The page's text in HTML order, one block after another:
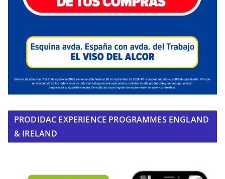
PRODIDAC EXPERIENCE PROGRAMMES ENGLAND
& IRELAND